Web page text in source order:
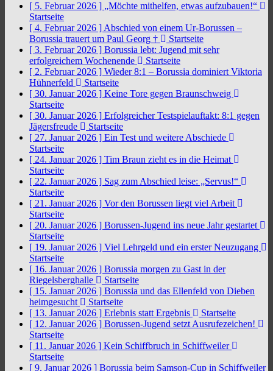
[ 5. Februar 2026 ] „Möchte mithelfen, etwas aufzubauen!“
Startseite
[ 4. Februar 2026 ] Abschied von einem Ur-Borussen –
Borussia trauert um Paul Georg †
Startseite
[ 3. Februar 2026 ] Borussia lebt: Jugend mit sehr
erfolgreichem Wochenende
Startseite
[ 2. Februar 2026 ] Wieder 8:1 – Borussia dominiert Viktoria
Hühnerfeld
Startseite
[ 30. Januar 2026 ] Keine Tore gegen Braunschweig
Startseite
[ 30. Januar 2026 ] Erfolgreicher Testspielauftakt: 8:1 gegen
Jägersfreude
Startseite
[ 27. Januar 2026 ] Ein Test und weitere Abschiede
Startseite
[ 24. Januar 2026 ] Tim Braun zieht es in die Heimat
Startseite
[ 22. Januar 2026 ] Sag zum Abschied leise: „Servus!“
Startseite
[ 21. Januar 2026 ] Vor den Borussen liegt viel Arbeit
Startseite
[ 20. Januar 2026 ] Borussen-Jugend ins neue Jahr gestartet
Startseite
[ 19. Januar 2026 ] Viel Lehrgeld und ein erster Neuzugang
Startseite
[ 16. Januar 2026 ] Borussia morgen zu Gast in der
Riegelsberghalle
Startseite
[ 15. Januar 2026 ] Borussia und das Ellenfeld von Dieben
heimgesucht
Startseite
[ 13. Januar 2026 ] Erlebnis statt Ergebnis
Startseite
[ 12. Januar 2026 ] Borussen-Jugend setzt Ausrufezeichen!
Startseite
[ 11. Januar 2026 ] Kein Schiffbruch in Schiffweiler
Startseite
[ 9. Januar 2026 ] Borussia beim Samson-Cup in Schiffweiler